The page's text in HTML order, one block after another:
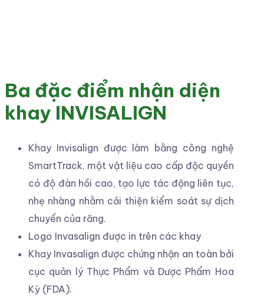
Ba đặc điểm nhận diện
khay INVISALIGN
Khay Invisalign được làm bằng công nghệ
SmartTrack, một vật liệu cao cấp độc quyền
có độ đàn hồi cao, tạo lực tác động liên tục,
nhẹ nhàng nhằm cải thiện kiểm soát sự dịch
chuyển của răng.
Logo Invasalign được in trên các khay
Khay Invasalign được chứng nhận an toàn bởi
cục quản lý Thực Phẩm và Dược Phẩm Hoa
Kỳ (FDA).